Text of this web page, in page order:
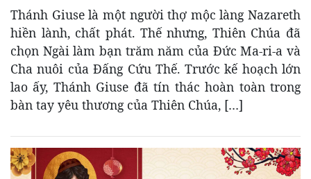
Thánh Giuse là một người thợ mộc làng Nazareth
hiền lành, chất phát. Thế nhưng, Thiên Chúa đã
chọn Ngài làm bạn trăm năm của Đức Ma-ri-a và
Cha nuôi của Đấng Cứu Thế. Trước kế hoạch lớn
lao ấy, Thánh Giuse đã tín thác hoàn toàn trong
bàn tay yêu thương của Thiên Chúa, […]